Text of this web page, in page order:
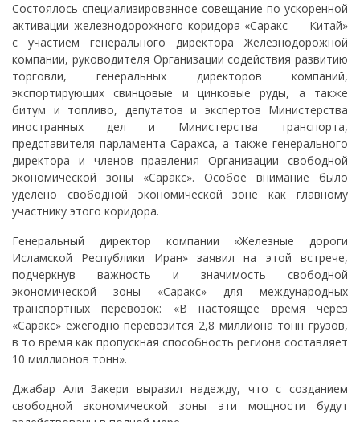
Состоялось специализированное совещание по ускоренной
активации железнодорожного коридора «Саракс — Китай»
с участием генерального директора Железнодорожной
компании, руководителя Организации содействия развитию
торговли, генеральных директоров компаний,
экспортирующих свинцовые и цинковые руды, а также
битум и топливо, депутатов и экспертов Министерства
иностранных дел и Министерства транспорта,
представителя парламента Сарахса, а также генерального
директора и членов правления Организации свободной
экономической зоны «Саракс». Особое внимание было
уделено свободной экономической зоне как главному
участнику этого коридора.
Генеральный директор компании «Железные дороги
Исламской Республики Иран» заявил на этой встрече,
подчеркнув важность и значимость свободной
экономической зоны «Саракс» для международных
транспортных перевозок: «В настоящее время через
«Саракс» ежегодно перевозится 2,8 миллиона тонн грузов,
в то время как пропускная способность региона составляет
10 миллионов тонн».
Джабар Али Закери выразил надежду, что с созданием
свободной экономической зоны эти мощности будут